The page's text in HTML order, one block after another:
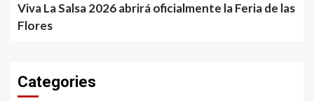
Viva La Salsa 2026 abrirá oficialmente la Feria de las
Flores
Categories